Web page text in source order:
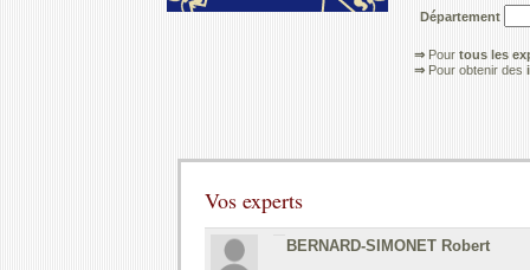
⇒ Pour tous les
⇒ Pour obtenir des
Département
Vos experts
BERNARD-SIMONET Robert